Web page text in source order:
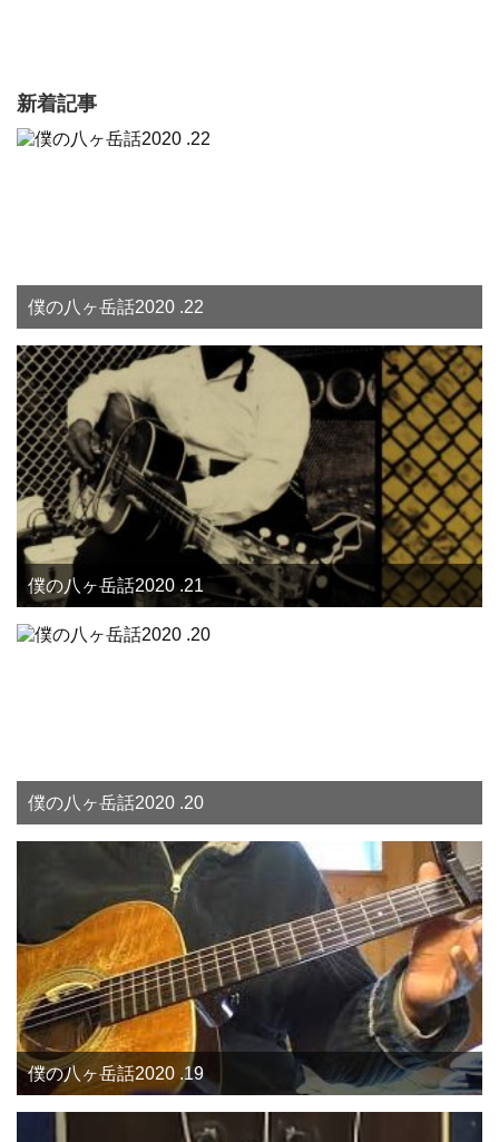
新着記事
僕の八ヶ岳話2020 .22
僕の八ヶ岳話2020 .21
僕の八ヶ岳話2020 .20
僕の八ヶ岳話2020 .19